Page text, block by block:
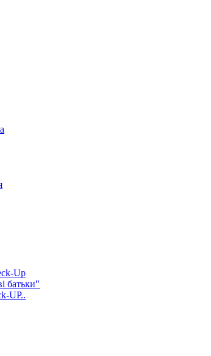
Up
батьки"
UP..